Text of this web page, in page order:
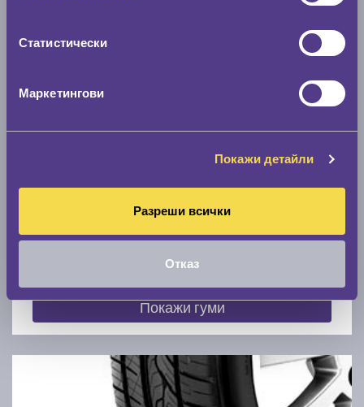
Статистически
Маркетингови
Покажи детайли
Разреши всички
Отказ
Модел
Покажи гуми